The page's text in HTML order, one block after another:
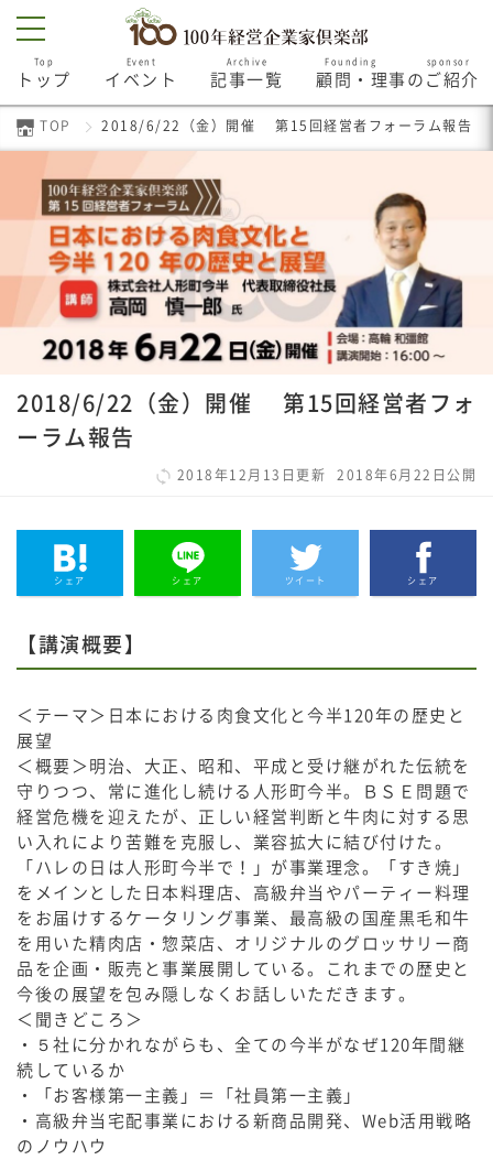
トップ
Top
イベント
Event
記事一覧
Archive
顧問・理事のご紹介
Founding sponsor
TOP 2018/6/22（金）開催 第15回経営者フォーラム報告
2018/6/22（金）開催 第15回経営者フォ
ーラム報告
2018年12月13日更新 2018年6月22日公開
シェア シェア ツイート シェア
【講演概要】
＜テーマ＞日本における肉食文化と今半120年の歴史と
展望
＜概要＞明治、大正、昭和、平成と受け継がれた伝統を
守りつつ、常に進化し続ける人形町今半。ＢＳＥ問題で
経営危機を迎えたが、正しい経営判断と牛肉に対する思
い入れにより苦難を克服し、業容拡大に結び付けた。
「ハレの日は人形町今半で！」が事業理念。「すき焼」
をメインとした日本料理店、高級弁当やパーティー料理
をお届けするケータリング事業、最高級の国産黒毛和牛
を用いた精肉店・惣菜店、オリジナルのグロッサリー商
品を企画・販売と事業展開している。これまでの歴史と
今後の展望を包み隠しなくお話しいただきます。
＜聞きどころ＞
・５社に分かれながらも、全ての今半がなぜ120年間継
続しているか
・「お客様第一主義」＝「社員第一主義」
・高級弁当宅配事業における新商品開発、Web活用戦略
のノウハウ